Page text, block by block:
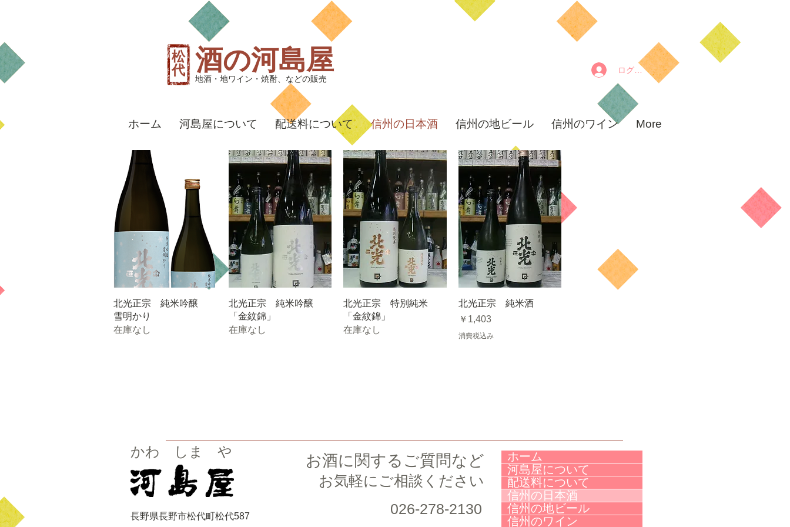
松
代
酒の河島屋
地酒・地ワイン・焼酎、などの販売
ログイン
ホーム 河島屋について 配送料について 信州の日本酒 信州の地ビール 信州のワイン More
北光正宗 純米吟醸
雪明かり
在庫なし
北光正宗 純米吟醸
「金紋錦」
在庫なし
北光正宗 特別純米
「金紋錦」
在庫なし
北光正宗 純米酒
価格
￥1,403
消費税込み
026-278-2130
ホーム
河島屋について
配送料について
信州の日本酒
信州の地ビール
信州のワイン
お酒に関するご質問など
お気軽にご相談ください
かわ しま や
長野県長野市松代町松代587